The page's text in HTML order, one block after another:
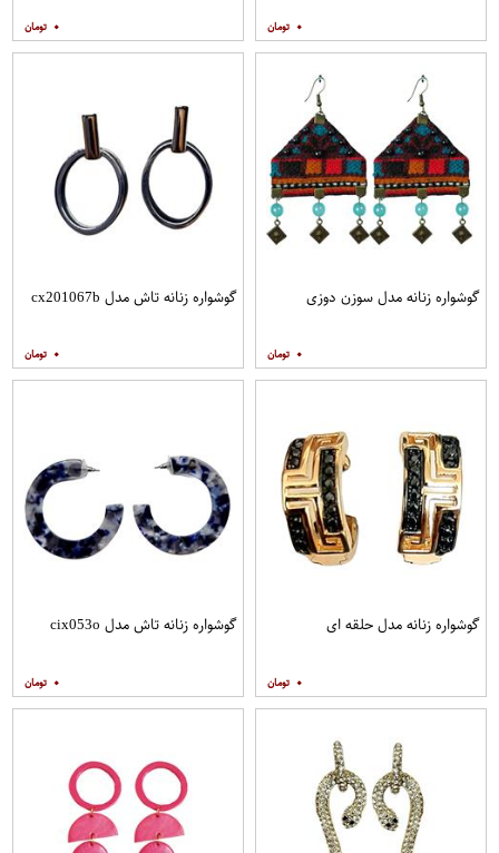
۰ ۰
گوشواره زنانه مدل سوزن دوزی
۰
گوشواره زنانه تاش مدل cx201067b
۰
گوشواره زنانه مدل حلقه ای
۰
گوشواره زنانه تاش مدل cix053o
۰